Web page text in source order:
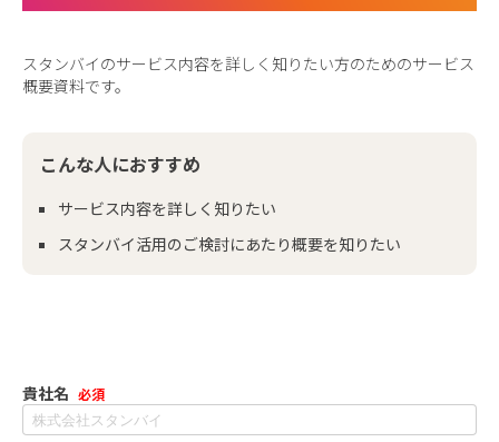
スタンバイのサービス内容を詳しく知りたい方のためのサービス
概要資料です。
サービス内容を詳しく知りたい
スタンバイ活用のご検討にあたり概要を知りたい
貴社名